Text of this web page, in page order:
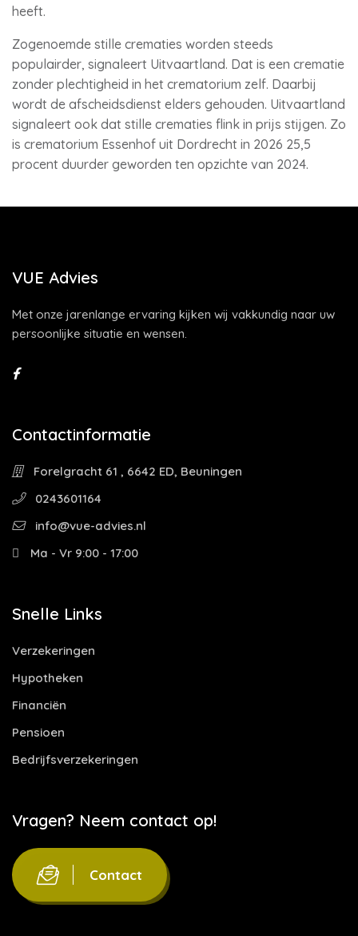
heeft.
Zogenoemde stille crematies worden steeds
populairder, signaleert Uitvaartland. Dat is een crematie
zonder plechtigheid in het crematorium zelf. Daarbij
wordt de afscheidsdienst elders gehouden. Uitvaartland
signaleert ook dat stille crematies flink in prijs stijgen. Zo
is crematorium Essenhof uit Dordrecht in 2026 25,5
procent duurder geworden ten opzichte van 2024.
VUE Advies
Met onze jarenlange ervaring kijken wij vakkundig naar uw
persoonlijke situatie en wensen.
Contactinformatie
Forelgracht 61 , 6642 ED, Beuningen
0243601164
info@vue-advies.nl
Ma - Vr 9:00 - 17:00
Snelle Links
Verzekeringen
Hypotheken
Financiën
Pensioen
Bedrijfsverzekeringen
Vragen? Neem contact op!
Contact